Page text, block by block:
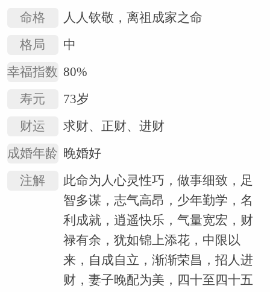
命格
人人钦敬，离祖成家之命
格局
中
幸福指数 80%
寿元
73岁
财运
求财、正财、进财
成婚年龄 晚婚好
注解
此命为人心灵性巧，做事细致，足
智多谋，志气高昂，少年勤学，名
利成就，逍遥快乐，气量宽宏，财
禄有余，犹如锦上添花，中限以
来，自成自立，渐渐荣昌，招人进
财，妻子晚配为美，四十至四十五